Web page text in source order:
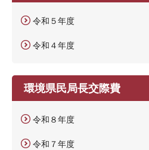
令和５年度
令和４年度
環境県民局長交際費
令和８年度
令和７年度